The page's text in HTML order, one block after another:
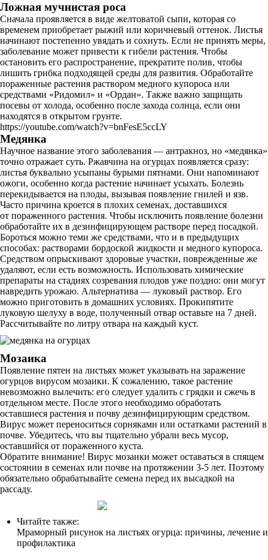
Ложная мучнистая роса
Сначала проявляется в виде желтоватой сыпи, которая со
временем приобретает рыжий или коричневый оттенок. Листья
начинают постепенно увядать и сохнуть. Если не принять меры,
заболевание может привести к гибели растения. Чтобы
остановить его распространение, прекратите полив, чтобы
лишить грибка подходящей среды для развития. Обработайте
пораженные растения раствором медного купороса или
средствами «Ридомил» и «Ордан». Также важно защищать
посевы от холода, особенно после захода солнца, если они
находятся в открытом грунте.
https://youtube.com/watch?v=bnFesE5ccLY
Медянка
Научное название этого заболевания — антракноз, но «медянка»
точно отражает суть. Ржавчина на огурцах появляется сразу:
листья буквально усыпаны бурыми пятнами. Они напоминают
ожоги, особенно когда растение начинает усыхать. Болезнь
перекидывается на плоды, вызывая появление гнилей и язв.
Часто причина кроется в плохих семенах, доставшихся
от пораженного растения. Чтобы исключить появление болезни
обработайте их в дезинфицирующем растворе перед посадкой.
Бороться можно теми же средствами, что и в предыдущих
способах: растворами бордоской жидкости и медного купороса.
Средством опрыскивают здоровые участки, поврежденные же
удаляют, если есть возможность. Использовать химические
препараты на стадиях созревания плодов уже поздно: они могут
навредить урожаю. Альтернатива — луковый раствор. Его
можно приготовить в домашних условиях. Прокипятите
луковую шелуху в воде, полученный отвар оставьте на 7 дней.
Рассчитывайте по литру отвара на каждый куст.
Мозаика
Появление пятен на листьях может указывать на заражение
огурцов вирусом мозаики. К сожалению, такое растение
невозможно вылечить: его следует удалить с грядки и сжечь в
отдельном месте. После этого необходимо обработать
оставшиеся растения и почву дезинфицирующим средством.
Вирус может переноситься сорняками или остатками растений в
почве. Убедитесь, что вы тщательно убрали весь мусор,
оставшийся от пораженного куста.
Обратите внимание! Вирус мозаики может оставаться в спящем
состоянии в семенах или почве на протяжении 3-5 лет. Поэтому
обязательно обрабатывайте семена перед их высадкой на
рассаду.
Читайте также:
Мраморный рисунок на листьях огурца: причины, лечение и
профилактика